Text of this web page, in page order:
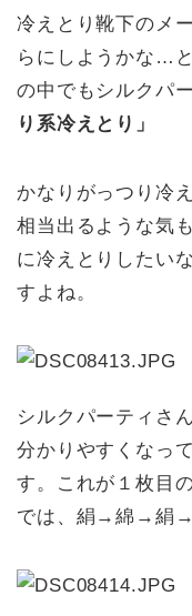
冷えとり靴下のメ
らにしようかな…
の中でもシルクパ
り系冷えとり」
かなりがっつり冷
相当出るような気
に冷えとりしたい
すよね。
シルクパーティさ
分かりやすくなっ
す。これが１枚目
では、絹→綿→絹→